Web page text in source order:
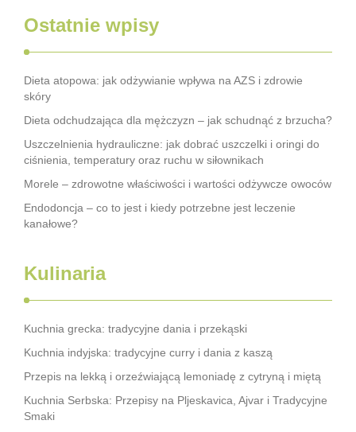
Ostatnie wpisy
Dieta atopowa: jak odżywianie wpływa na AZS i zdrowie
skóry
Dieta odchudzająca dla mężczyzn – jak schudnąć z brzucha?
Uszczelnienia hydrauliczne: jak dobrać uszczelki i oringi do
ciśnienia, temperatury oraz ruchu w siłownikach
Morele – zdrowotne właściwości i wartości odżywcze owoców
Endodoncja – co to jest i kiedy potrzebne jest leczenie
kanałowe?
Kulinaria
Kuchnia grecka: tradycyjne dania i przekąski
Kuchnia indyjska: tradycyjne curry i dania z kaszą
Przepis na lekką i orzeźwiającą lemoniadę z cytryną i miętą
Kuchnia Serbska: Przepisy na Pljeskavica, Ajvar i Tradycyjne
Smaki